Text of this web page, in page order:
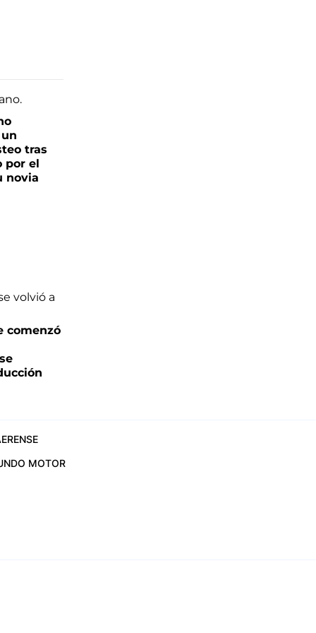
tras
por el
novia
comenzó
MOTOR